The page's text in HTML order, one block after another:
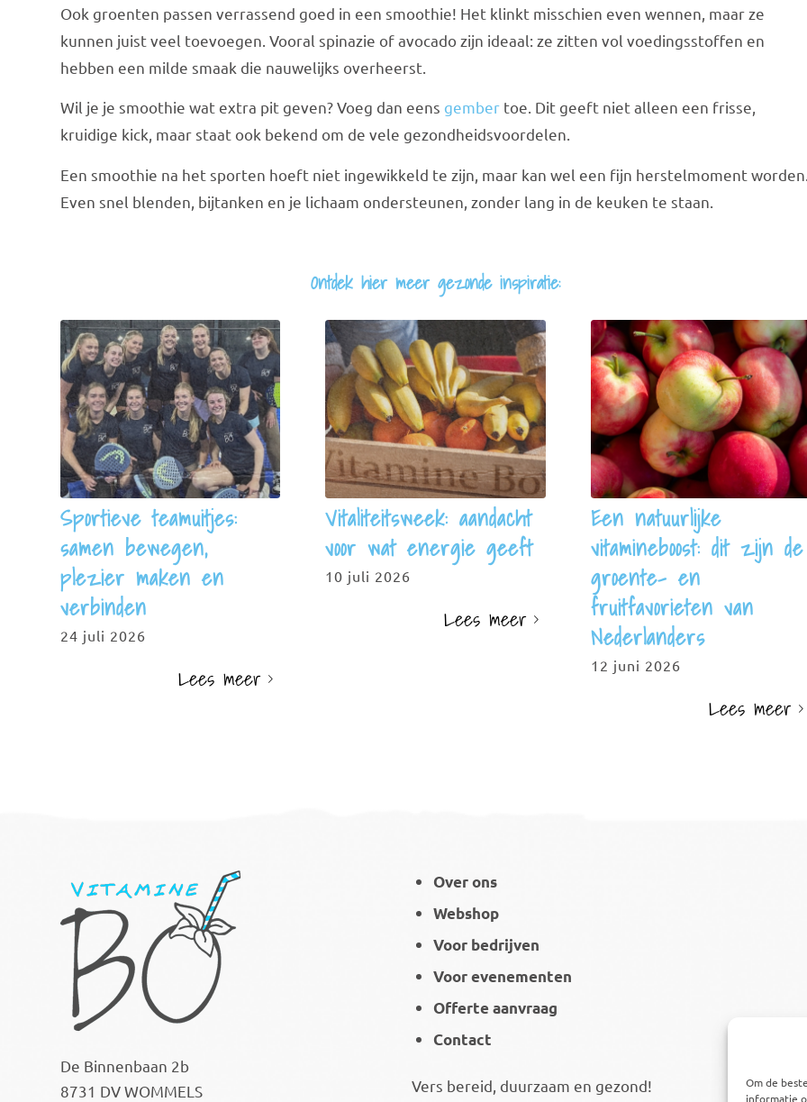
Om de
informatie
Ook groenten passen verrassend goed in een smoothie! Het klinkt misschien even wennen, maar ze
kunnen juist veel toevoegen. Vooral spinazie of avocado zijn ideaal: ze zitten vol voedingsstoffen en
hebben een milde smaak die nauwelijks overheerst.
Wil je je smoothie wat extra pit geven? Voeg dan eens gember toe. Dit geeft niet alleen een frisse,
kruidige kick, maar staat ook bekend om de vele gezondheidsvoordelen.
Een smoothie na het sporten hoeft niet ingewikkeld te zijn, maar kan wel een fijn herstelmoment
Even snel blenden, bijtanken en je lichaam ondersteunen, zonder lang in de keuken te staan.
Ontdek hier meer gezonde inspiratie:
Sportieve teamuitjes:
samen bewegen,
plezier maken en
verbinden
24 juli 2026
Lees meer
Vitaliteitsweek: aandacht
voor wat energie geeft
10 juli 2026
Lees meer
Een natuurlijke
vitamineboost: dit zijn de
groente- en
fruitfavorieten van
Nederlanders
12 juni 2026
Lees meer
De Binnenbaan 2b
8731 DV WOMMELS
Over ons
Webshop
Voor bedrijven
Voor evenementen
Offerte aanvraag
Contact
Vers bereid, duurzaam en gezond!